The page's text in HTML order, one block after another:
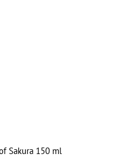
Sakura 150 ml